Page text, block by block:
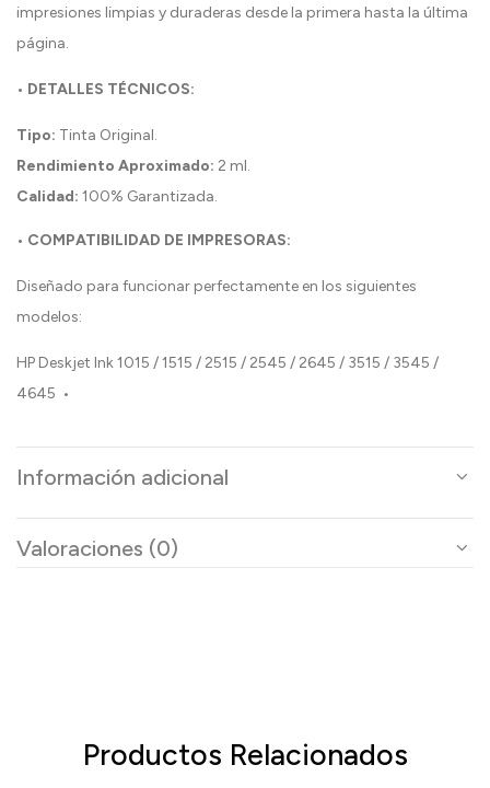
impresiones limpias y duraderas desde la primera hasta la última
página.
• DETALLES TÉCNICOS:
Tipo: Tinta Original.
Rendimiento Aproximado: 2 ml.
Calidad: 100% Garantizada.
• COMPATIBILIDAD DE IMPRESORAS:
Diseñado para funcionar perfectamente en los siguientes
modelos:
HP Deskjet Ink 1015 / 1515 / 2515 / 2545 / 2645 / 3515 / 3545 /
4645 •
Información adicional
Valoraciones (0)
Productos Relacionados